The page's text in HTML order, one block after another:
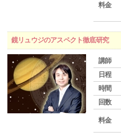
料金
鏡リュウジのアスペクト徹底研究
講師
日程
時間
回数
料金